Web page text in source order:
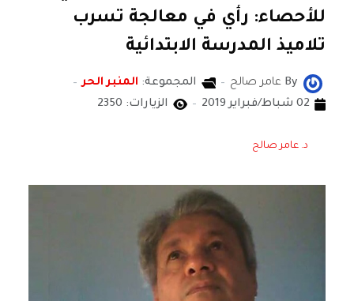
للأحصاء: رأي في معالجة تسرب
تلاميذ المدرسة الابتدائية
By عامر صالح المجموعة: المنبر الحر
02 شباط/فبراير 2019
الزيارات: 2350
د. عامر صالح